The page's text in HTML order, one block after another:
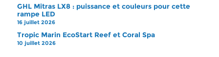
GHL Mitras LX8 : puissance et couleurs pour cette
rampe LED
16 juillet 2026
Tropic Marin EcoStart Reef et Coral Spa
10 juillet 2026